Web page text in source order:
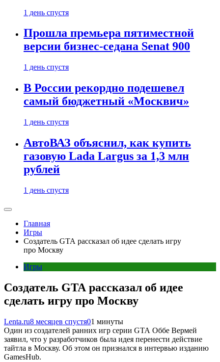
1 день спустя
Прошла премьера пятиместной
версии бизнес-седана Senat 900
1 день спустя
В России рекордно подешевел
самый бюджетный «Москвич»
1 день спустя
АвтоВАЗ объяснил, как купить
газовую Lada Largus за 1,3 млн
рублей
1 день спустя
Главная
Игры
Создатель GTA рассказал об идее сделать игру
про Москву
Игры
Создатель GTA рассказал об идее
сделать игру про Москву
Lenta.ru8 месяцев спустя01 минуты
Один из создателей ранних игр серии GTA Оббе Вермей
заявил, что у разработчиков была идея перенести действие
тайтла в Москву. Об этом он признался в интервью изданию
GamesHub.